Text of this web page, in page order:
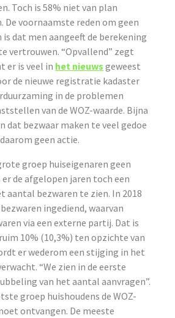
Toch is 58% niet van plan
De voornaamste reden om geen
dat men aangeeft de berekening
vertrouwen. “Opvallend” zegt
er is veel in het nieuws geweest
de nieuwe registratie kadaster
in de problemen
van de WOZ-waarde. Bijna
dat bezwaar maken te veel gedoe
geen actie.
groep huiseigenaren geen
de afgelopen jaren toch een
aantal bezwaren te zien. In 2018
ingediend, waarvan
via een externe partij. Dat is
10% (10,3%) ten opzichte van
er wederom een stijging in het
“We zien in de eerste
van het aantal aanvragen”.
groep huishoudens de WOZ-
ontvangen. De meeste